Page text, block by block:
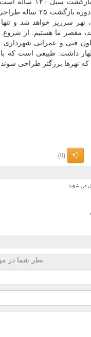
خیابان می شود.
سرریز خواهد شد و
مقصر ما هستیم. از
فنی و عمرانی شهرداری
داشت: طبیعی است كه
نهرها بزرگتر طراحی
(0)
می شوند
نظر شما در